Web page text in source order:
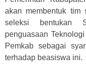
akan membentuk tim
seleksi bentukan
penguasaan
Pemkab sebagai
terhadap beasiswa ini.